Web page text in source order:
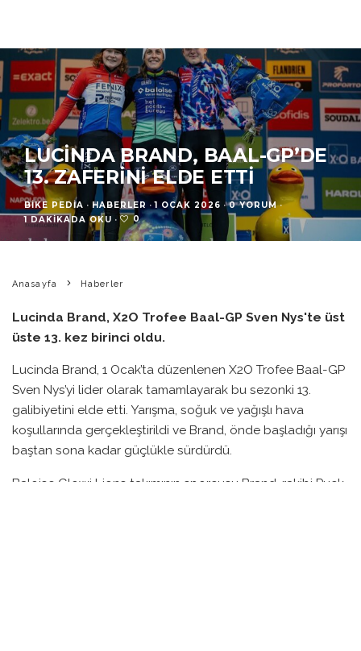
LUCINDA BRAND, BAAL-GP’DE
13. ZAFERINI ELDE ETTI
BIKE PEDIA · HABERLER · 1 OCAK 2026 · 0 YORUM ·
1 DAKIKADA OKU · 0
Anasayfa Haberler
Lucinda Brand, X2O Trofee Baal-GP Sven Nys'te üst
üste 13. kez birinci oldu.
Lucinda Brand, 1 Ocak’ta düzenlenen X2O Trofee Baal-GP
Sven Nys’yi lider olarak tamamlayarak bu sezonki 13.
galibiyetini elde etti. Yarışma, soğuk ve yağışlı hava
koşullarında gerçekleştirildi ve Brand, önde başladığı yarışı
baştan sona kadar güçlükle sürdürdü.
Baloise Glowi Lions takımının sporcusu Brand, rakibi Puck